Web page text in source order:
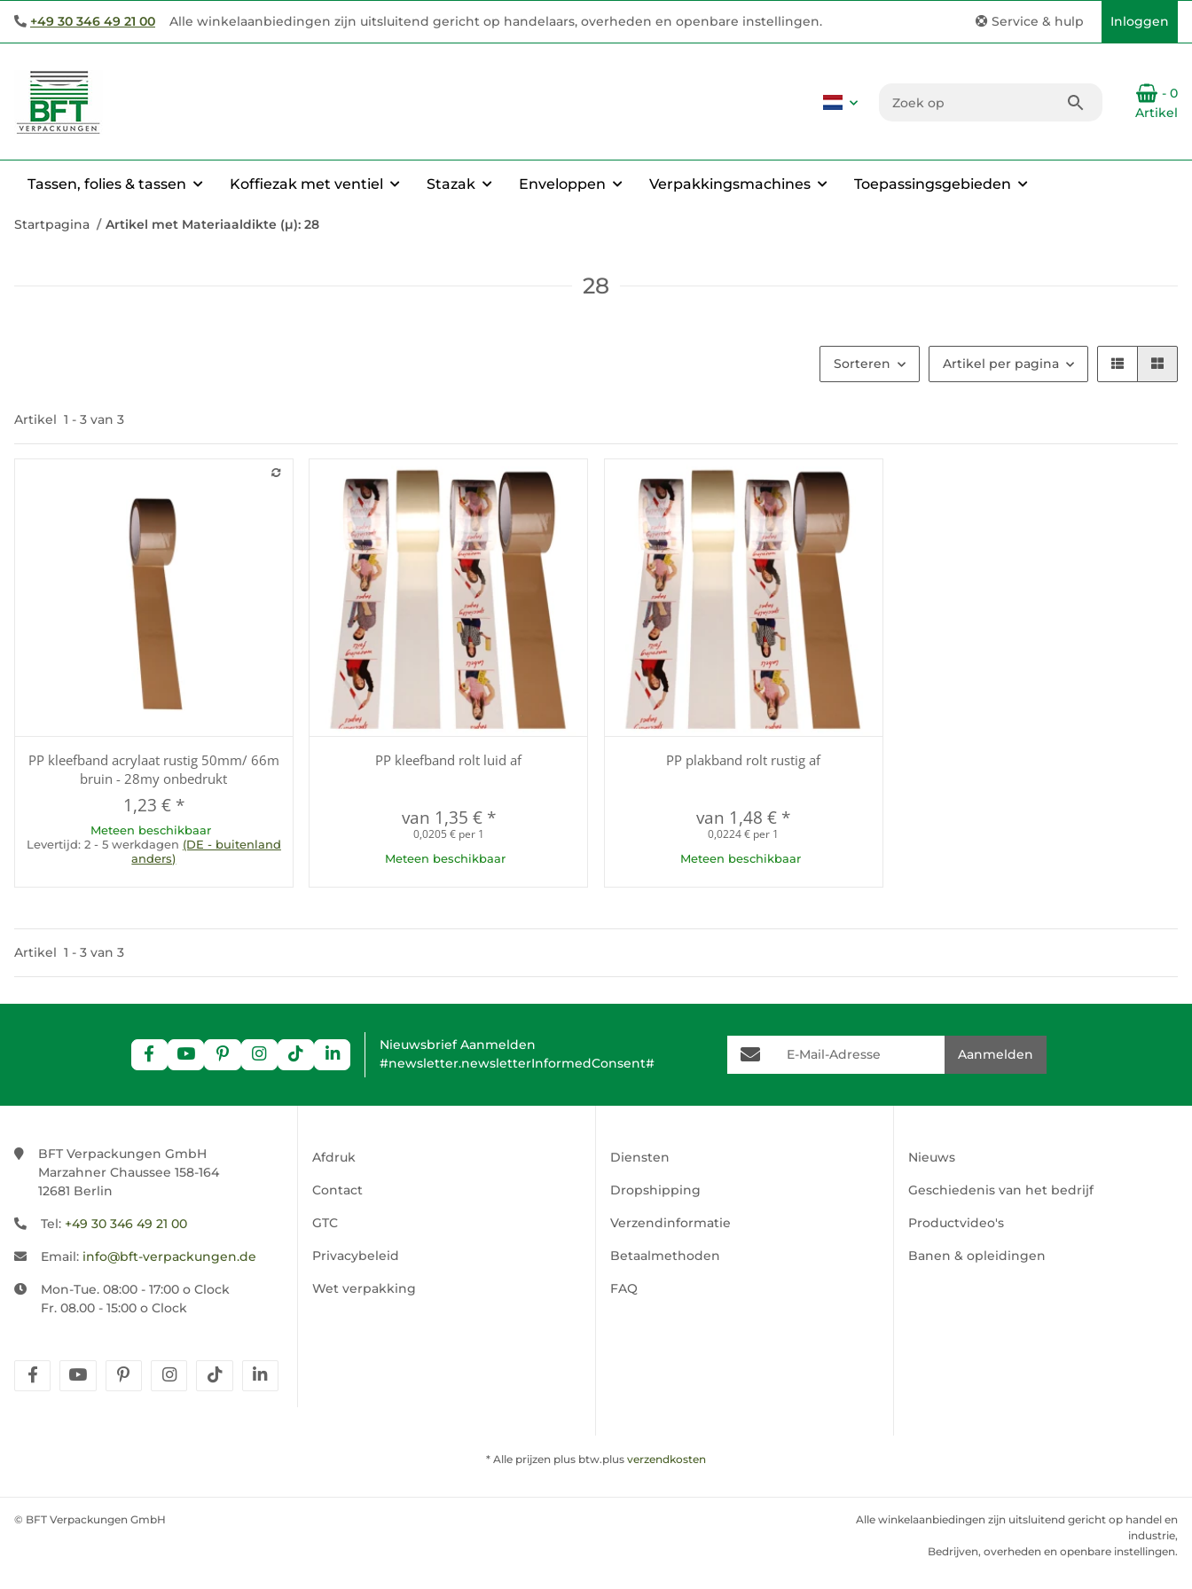
+49 30 346 49 21 00 Alle winkelaanbiedingen zijn uitsluitend gericht op handelaars, overheden en openbare instellingen. Service & hulp Inloggen
- 0
Artikel
Tassen, folies & tassen Koffiezak met ventiel Stazak Enveloppen Verpakkingsmachines Toepassingsgebieden
Startpagina Artikel met Materiaaldikte (µ): 28
28
Sorteren Artikel per pagina
Artikel 1 - 3 van 3
PP kleefband acrylaat rustig 50mm/ 66m
bruin - 28my onbedrukt
1,23 € *
Meteen beschikbaar
Levertijd: 2 - 5 werkdagen (DE - buitenland
anders)
PP kleefband rolt luid af
van 1,35 € *
0,0205 € per 1
Meteen beschikbaar
PP plakband rolt rustig af
van 1,48 € *
0,0224 € per 1
Meteen beschikbaar
Artikel 1 - 3 van 3
Nieuwsbrief Aanmelden
#newsletter.newsletterInformedConsent#
E-Mail-Adresse
Aanmelden
BFT Verpackungen GmbH
Marzahner Chaussee 158-164
12681 Berlin
Tel: +49 30 346 49 21 00
Email: info@bft-verpackungen.de
Mon-Tue. 08:00 - 17:00 o Clock
Fr. 08.00 - 15:00 o Clock
facebookyoutubepinterestinstagram
tiktok
Afdruk
Contact
GTC
Privacybeleid
Wet verpakking
Diensten
Dropshipping
Verzendinformatie
Betaalmethoden
FAQ
Nieuws
Geschiedenis van het bedrijf
Productvideo's
Banen & opleidingen
* Alle prijzen plus btw.plus verzendkosten
© BFT Verpackungen GmbH
Alle winkelaanbiedingen zijn uitsluitend gericht op handel en
industrie,
Bedrijven, overheden en openbare instellingen.